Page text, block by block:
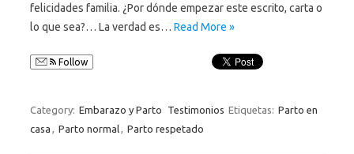
felicidades familia. ¿Por dónde empezar este escrito, carta o
lo que sea?… La verdad es… Read More »
Follow
Category: Embarazo y Parto Testimonios Etiquetas: Parto en
casa
Parto normal Parto respetado